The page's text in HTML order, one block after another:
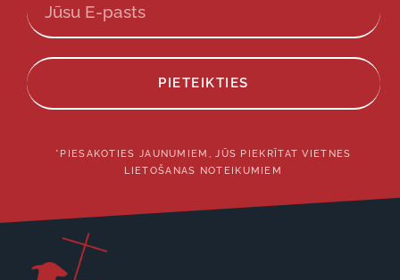
PIETEIKTIES
*PIESAKOTIES JAUNUMIEM, JŪS PIEKRĪTAT VIETNES
LIETOŠANAS NOTEIKUMIEM